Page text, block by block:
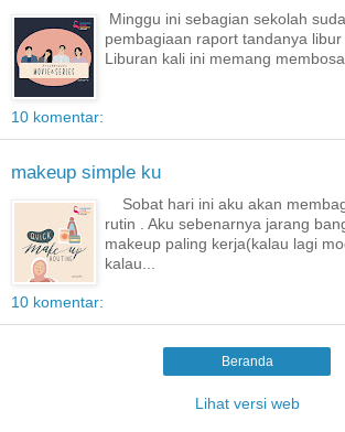
Minggu ini sebagian sekolah
pembagiaan raport tandanya libur
Liburan kali ini memang
10 komentar:
makeup simple ku
Sobat hari ini aku akan
rutin . Aku sebenarnya jarang
makeup paling kerja(kalau lagi
kalau...
10 komentar:
Beranda
Lihat versi web